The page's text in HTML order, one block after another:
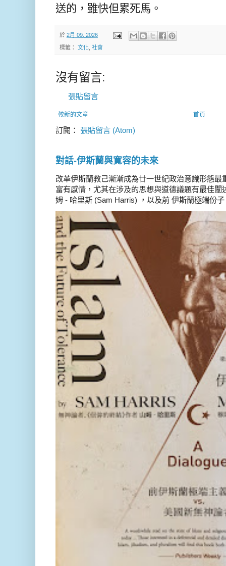
送的，雖快但累死馬。
於 2月 09, 2026
標籤： 文化 社會
沒有留言:
張貼留言
較新的文章 首頁
訂閱： 張貼留言 (Atom)
對話-伊斯蘭與寛容的未來
改革伊斯蘭教己漸漸成為廿一世紀政治意識形態
富有感情，尤其在涉及的思想與道德議題有最佳
姆 - 哈里斯 (Sam Harris) ，以及前 伊斯蘭極端份